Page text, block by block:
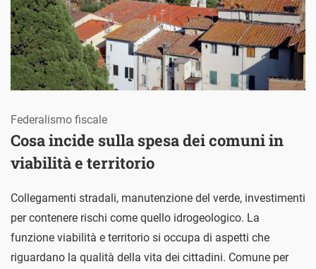
Cosa incide sulla spesa dei comuni in
viabilità e territorio
Federalismo fiscale
Collegamenti stradali, manutenzione del verde, investimenti
per contenere rischi come quello idrogeologico. La
funzione viabilità e territorio si occupa di aspetti che
riguardano la qualità della vita dei cittadini. Comune per